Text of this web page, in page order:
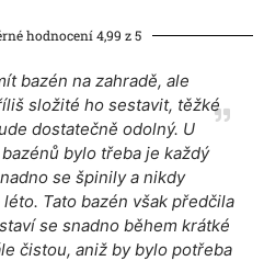
hodnocení 4,99 z 5
bazén na zahradě, ale
složité ho sestavit, těžké
dostatečně odolný. U
bylo třeba je každý
se špinily a nikdy
Tato bazén však předčila
se snadno během krátké
čistou, aniž by bylo potřeba